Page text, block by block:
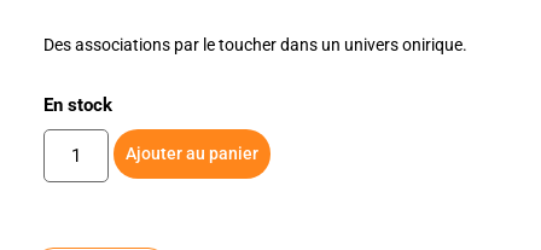
Des associations par le toucher dans un univers onirique.
En stock
Ajouter au panier